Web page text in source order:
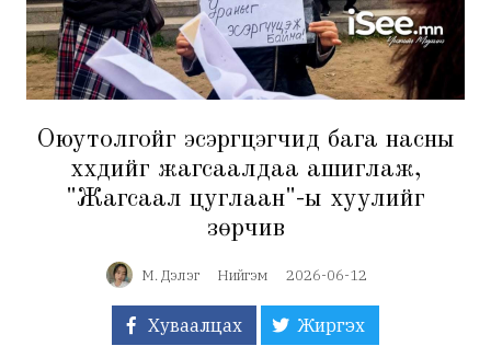
Оюутолгойг эсэргүүцэгчид бага насны
хүүхдийг жагсаалдаа ашиглаж,
"Жагсаал цуглаан"-ы хуулийг
зөрчив
М. Дэлэг Нийгэм 2026-06-12
Хуваалцах Жиргэх